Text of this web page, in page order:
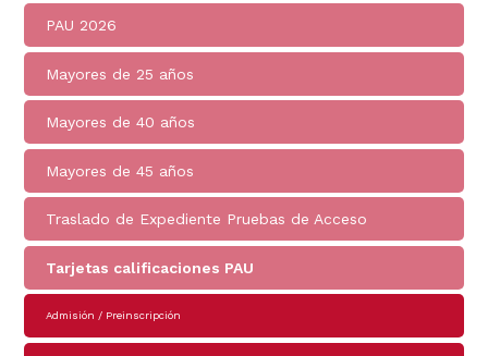
PAU 2026
Mayores de 25 años
Mayores de 40 años
Mayores de 45 años
Traslado de Expediente Pruebas de Acceso
Tarjetas calificaciones PAU
Admisión / Preinscripción